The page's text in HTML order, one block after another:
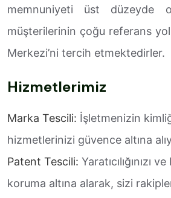
memnuniyeti üst düzeyde
müşterilerinin çoğu referans
Merkezi’ni tercih etmektedirler.
Hizmetlerimiz
Marka Tescili: İşletmenizin
hizmetlerinizi güvence altına
Patent Tescili: Yaratıcılığınızı
koruma altına alarak, sizi